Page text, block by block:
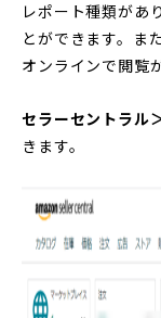
レポート種類があ
とができます。ま
オンラインで閲覧
セラーセントラル
きます。